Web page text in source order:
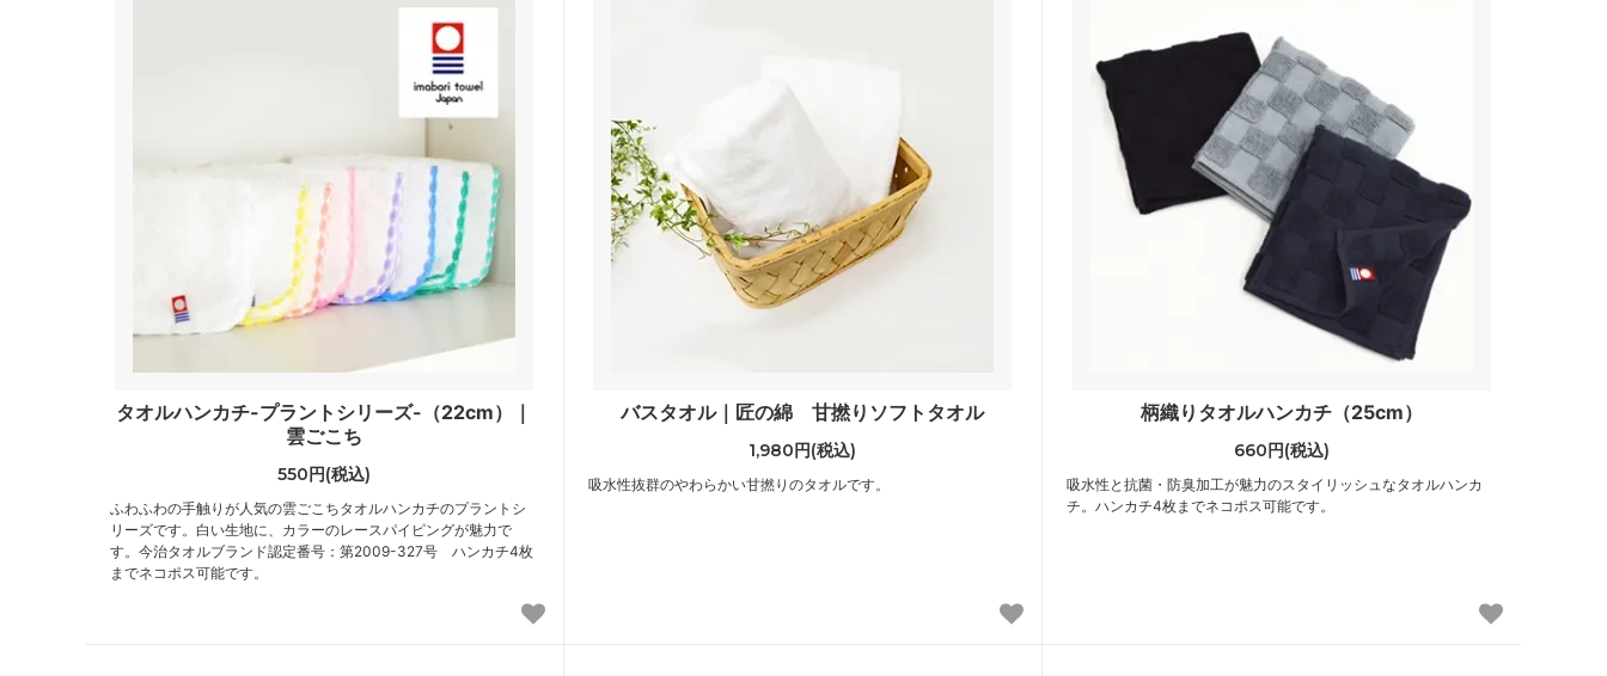
タオルハンカチ-プラントシリーズ-（22cm）｜
雲ごこち
550円(税込)
ふわふわの手触りが人気の雲ごこちタオルハンカチのプラントシ
リーズです。白い生地に、カラーのレースパイピングが魅力で
す。今治タオルブランド認定番号：第2009-327号 ハンカチ4枚
までネコポス可能です。
バスタオル｜匠の綿 甘撚りソフトタオル
1,980円(税込)
吸水性抜群のやわらかい甘撚りのタオルです。
柄織りタオルハンカチ（25cm）
660円(税込)
吸水性と抗菌・防臭加工が魅力のスタイリッシュなタオルハンカ
チ。ハンカチ4枚までネコポス可能です。